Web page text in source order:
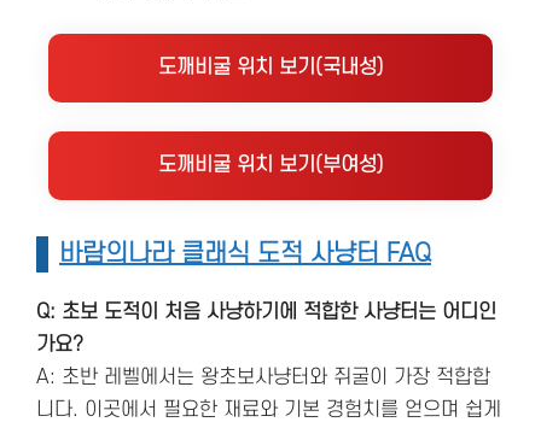
도깨비굴 위치 보기(국내성)
도깨비굴 위치 보기(부여성)
바람의나라 클래식 도적 사냥터 FAQ
Q: 초보 도적이 처음 사냥하기에 적합한 사냥터는 어디인
가요?
A: 초반 레벨에서는 왕초보사냥터와 쥐굴이 가장 적합합
니다. 이곳에서 필요한 재료와 기본 경험치를 얻으며 쉽게